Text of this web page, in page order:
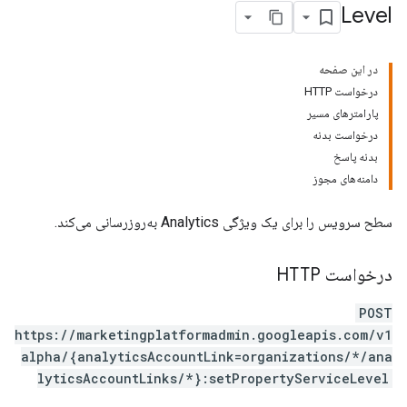
Level
در این صفحه
درخواست HTTP
پارامترهای مسیر
درخواست بدنه
بدنه پاسخ
دامنه‌های مجوز
سطح سرویس را برای یک ویژگی Analytics به‌روزرسانی می‌کند.
درخواست HTTP
POST
https://marketingplatformadmin.googleapis.com/v1
alpha/{analyticsAccountLink=organizations/*/ana
lyticsAccountLinks/*}:setPropertyServiceLevel